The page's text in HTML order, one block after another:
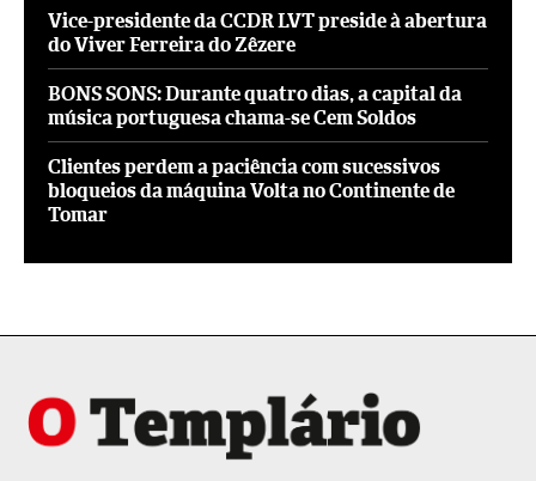
Vice-presidente da CCDR LVT preside à abertura
do Viver Ferreira do Zêzere
BONS SONS: Durante quatro dias, a capital da
música portuguesa chama-se Cem Soldos
Clientes perdem a paciência com sucessivos
bloqueios da máquina Volta no Continente de
Tomar